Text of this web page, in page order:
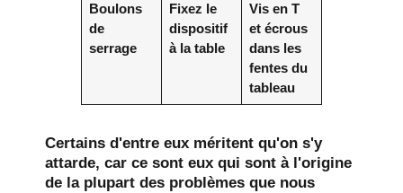
Boulons
de
serrage
Fixez le
dispositif
à la table
Vis en T
et écrous
dans les
fentes du
tableau
Certains d'entre eux méritent qu'on s'y
attarde, car ce sont eux qui sont à l'origine
de la plupart des problèmes que nous